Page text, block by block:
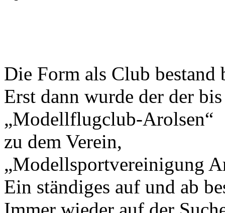
Die Form als Club bestand
Erst dann wurde der der
„Modellflugclub-Arolsen“
zu dem Verein,
„Modellsportvereinigung
Ein ständiges auf und ab